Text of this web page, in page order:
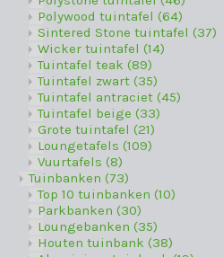
Polywood tuintafel(64)
Sintered Stone tuintafel(37)
Wicker tuintafel(14)
Tuintafel teak(89)
Tuintafel zwart(35)
Tuintafel antraciet(45)
Tuintafel beige(33)
Grote tuintafel(21)
Loungetafels(109)
Vuurtafels(8)
Tuinbanken(73)
Top 10 tuinbanken(10)
Parkbanken(30)
Loungebanken(35)
Houten tuinbank(38)